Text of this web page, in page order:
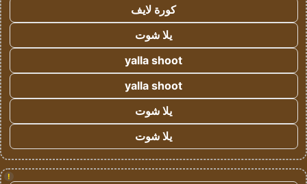
كورة لايف
يلا شوت
yalla shoot
yalla shoot
يلا شوت
يلا شوت
!